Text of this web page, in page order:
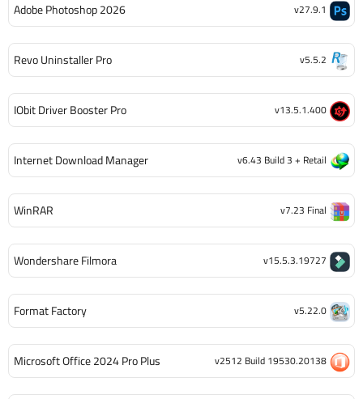
Adobe Photoshop 2026 v27.9.1
Revo Uninstaller Pro v5.5.2
IObit Driver Booster Pro v13.5.1.400
Internet Download Manager v6.43 Build 3 + Retail
WinRAR v7.23 Final
Wondershare Filmora v15.5.3.19727
Format Factory v5.22.0
Microsoft Office 2024 Pro Plus v2512 Build 19530.20138